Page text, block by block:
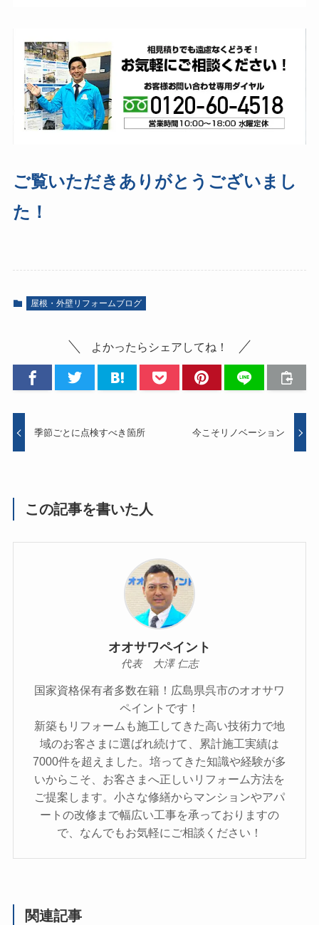
ご覧いただきありがとうございまし
た！
屋根・外壁リフォームブログ
よかったらシェアしてね！
季節ごとに点検すべき箇所 今こそリノベーション
この記事を書いた人
オオサワペイント
代表 大澤 仁志
国家資格保有者多数在籍！広島県呉市のオオサワ
ペイントです！
新築もリフォームも施工してきた高い技術力で地
域のお客さまに選ばれ続けて、累計施工実績は
7000件を超えました。培ってきた知識や経験が多
いからこそ、お客さまへ正しいリフォーム方法を
ご提案します。小さな修繕からマンションやアパ
ートの改修まで幅広い工事を承っておりますの
で、なんでもお気軽にご相談ください！
関連記事